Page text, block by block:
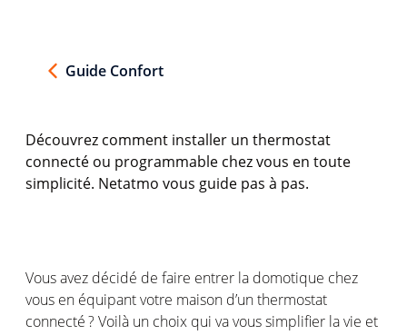
Guide Confort
Découvrez comment installer un thermostat
connecté ou programmable chez vous en toute
simplicité. Netatmo vous guide pas à pas.
Vousavez décidé de faire entrer la domotique chez
vous en équipantvotre maison d’un thermostat
connecté? Voilà un choix qui vavoussimplifier la vie et